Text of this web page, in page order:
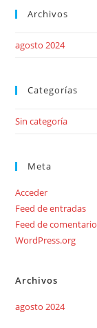
Archivos
agosto 2024
Categorías
Sin categoría
Meta
Acceder
Feed de entradas
Feed de
WordPress.org
Archivos
agosto 2024